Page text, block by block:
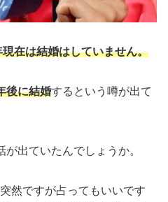
在は結婚はしていません。
後に結婚するという噂が出て
出ていたんでしょうか。
然ですが占ってもいいです